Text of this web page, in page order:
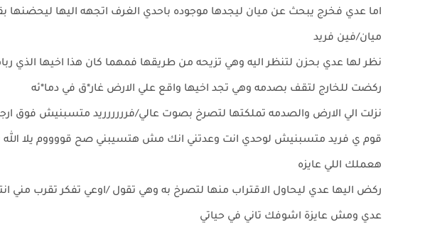
اما عدي فخرج يبحث عن ميان ليجدها موجوده باحدي الغرف اتجهه اليها ليحضنها
ميان/فين فريد
نظر لها عدي بحزن لتنظر اليه وهي تزيحه من طريقها فمهما كان هذا اخيها الذي
ركضت للخارج لتقف بصدمه وهي تجد اخيها واقع علي الارض غار*ق في دما*ئه
نزلت الي الارض والصدمه تملكتها لتصرخ بصوت عالي/فرررررريد متسبنيش فوق
قوم ي فريد متسبنيش لوحدي انت وعدتني انك مش هتسيبني صح قووووم يلا
هعملك اللي عايزه
ركض اليها عدي ليحاول الاقتراب منها لتصرخ به وهي تقول /اوعي تفكر تقرب مني
عدي ومش عايزة اشوفك تاني في حياتي